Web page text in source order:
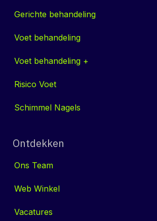
Gerichte behandeling
Voet behandeling
Voet behandeling +
Risico Voet
Schimmel Nag​​els
Ontdekken
Ons Tea​​m
Web Win​​kel
Vacatures